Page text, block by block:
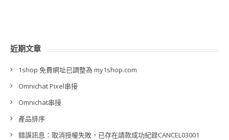
近期文章
1shop 免費網址已調整為 my1shop.com
Omnichat Pixel串接
Omnichat串接
產品排序
錯誤訊息：取消授權失敗，已存在請款成功紀錄CANCEL03001